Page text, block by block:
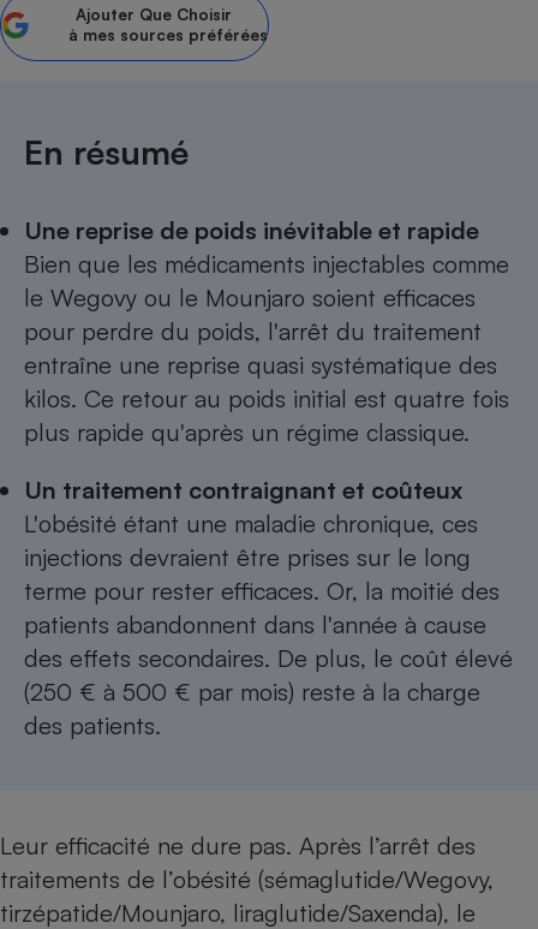
Ajouter Que Choisir
à mes sources préférées
En résumé
Une reprise de poids inévitable et rapide
Bien que les médicaments injectables comme
le Wegovy ou le Mounjaro soient efficaces
pour perdre du poids, l'arrêt du traitement
entraîne une reprise quasi systématique des
kilos. Ce retour au poids initial est quatre fois
plus rapide qu'après un régime classique.
Un traitement contraignant et coûteux
L'obésité étant une maladie chronique, ces
injections devraient être prises sur le long
terme pour rester efficaces. Or, la moitié des
patients abandonnent dans l'année à cause
des effets secondaires. De plus, le coût élevé
(250 € à 500 € par mois) reste à la charge
des patients.
Leur efficacité ne dure pas. Après l’arrêt des
traitements de l’obésité (sémaglutide/Wegovy,
tirzépatide/Mounjaro, liraglutide/Saxenda), le
bouteille
Banque
Plaque de cuisson à
induction
Climatiseur -
Ventilateur
Téléviseur
Téléphone mobile -
Smartphone
Matelas
Antimoustique